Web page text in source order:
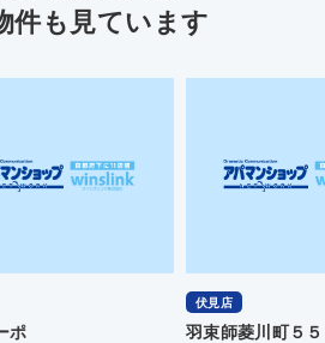
件も見ています
羽束師菱川町５５５－８１貸
（